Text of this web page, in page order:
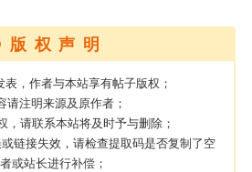
用的作弊模组，
卖服务器外挂！
期收到一些信息
使用,为了维护游
以下声明，规范
权声明
，作者与本站享有帖子版权；
请注明来源及原作者；
，请联系本站将及时予与删除；
链接失效，请检查提取码是否复制了空
或站长进行补偿；